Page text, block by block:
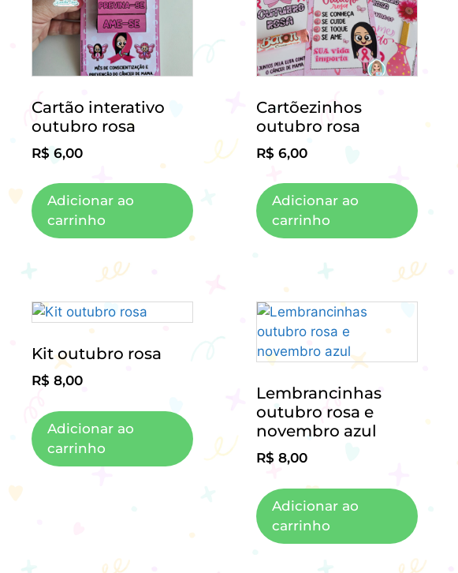
Cartão interativo
outubro rosa
R$ 6,00
Adicionar ao
carrinho
Cartõezinhos
outubro rosa
R$ 6,00
Adicionar ao
carrinho
Kit outubro rosa
R$ 8,00
Adicionar ao
carrinho
Lembrancinhas
outubro rosa e
novembro azul
R$ 8,00
Adicionar ao
carrinho